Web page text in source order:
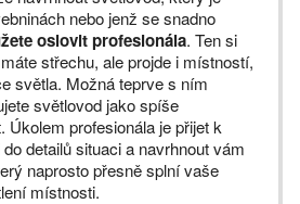
nebo jenž se snadno
oslovit profesionála. Ten si
střechu, ale projde i místností,
světla. Možná teprve s ním
světlovod jako spíše
Úkolem profesionála je přijet k
detailů situaci a navrhnout vám
naprosto přesně splní vaše
místnosti.